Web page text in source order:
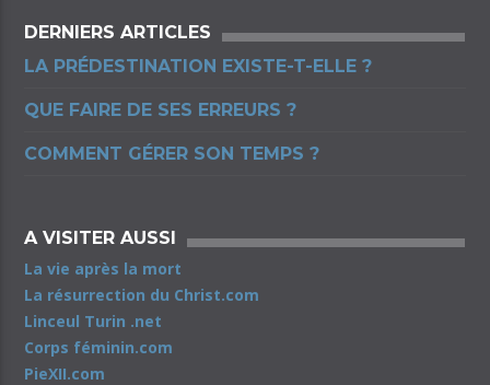
DERNIERS ARTICLES
LA PRÉDESTINATION EXISTE-T-ELLE ?
QUE FAIRE DE SES ERREURS ?
COMMENT GÉRER SON TEMPS ?
A VISITER AUSSI
La vie après la mort
La résurrection du Christ.com
Linceul Turin .net
Corps féminin.com
PieXII.com